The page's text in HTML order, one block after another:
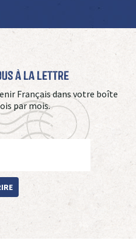
à La Lettre
Français dans votre boîte
par mois.